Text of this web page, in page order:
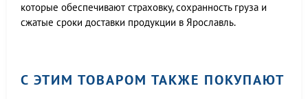
которые обеспечивают страховку, сохранность груза и
сжатые сроки доставки продукции в Ярославль.
С ЭТИМ ТОВАРОМ ТАКЖЕ ПОКУПАЮТ